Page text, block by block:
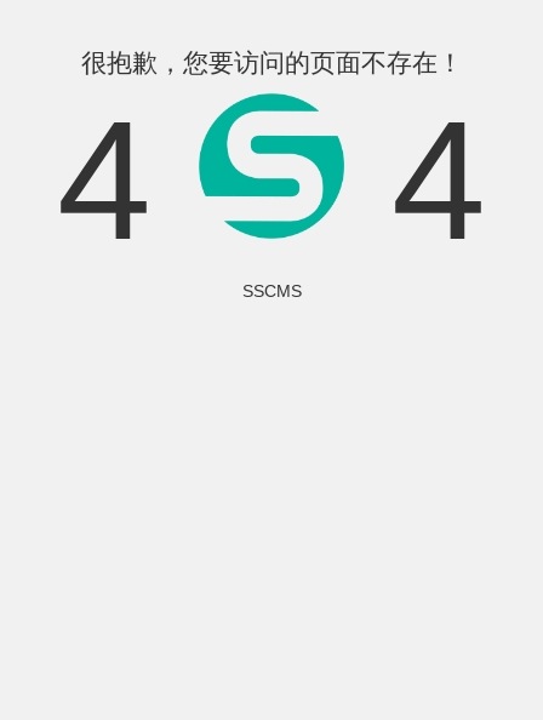
很抱歉，您要访问的页面不存在！
4 4
SSCMS